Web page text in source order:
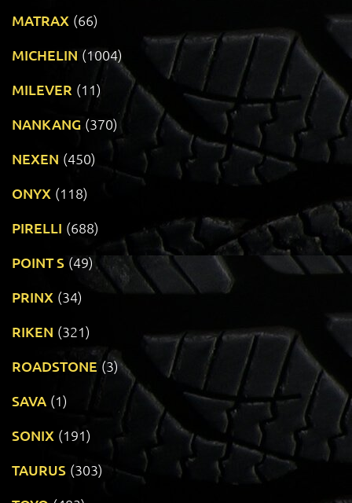
MATRAX (66)
MICHELIN (1004)
MILEVER (11)
NANKANG (370)
NEXEN (450)
ONYX (118)
PIRELLI (688)
POINT S (49)
PRINX (34)
RIKEN (321)
ROADSTONE (3)
SAVA (1)
SONIX (191)
TAURUS (303)